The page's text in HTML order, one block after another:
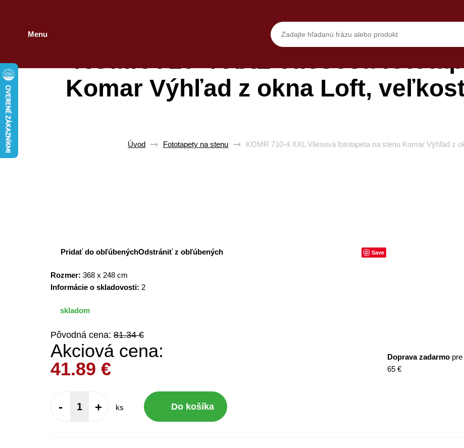
Menu
Komar Výhľad z okna Loft,
Úvod Fototapety na stenu KOMR 710-4 XXL Vliesová fototapeta na stenu Komar Výhľad z
Pridať do obľúbenýchOdstrániť z obľúbených Save
Rozmer: 368 x 248 cm
Informácie o skladovosti: 2
skladom
Pôvodná cena: 81.34 €
Akciová cena:
41.89 €
- + ks Do košíka
Doprava zadarmo
65 €